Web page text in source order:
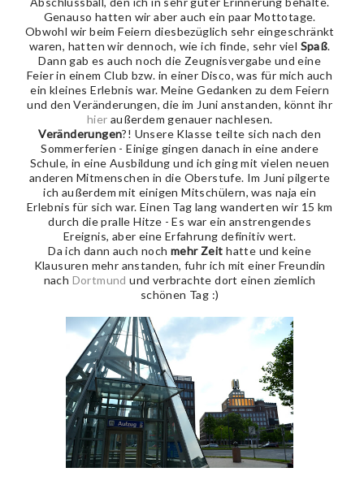
Genauso hatten wir aber auch ein paar Mottotage.
Obwohl wir beim Feiern diesbezüglich sehr eingeschränkt
waren, hatten wir dennoch, wie ich finde, sehr viel Spaß.
Dann gab es auch noch die Zeugnisvergabe und eine
Feier in einem Club bzw. in einer Disco, was für mich auch
ein kleines Erlebnis war. Meine Gedanken zu dem Feiern
und den Veränderungen, die im Juni anstanden, könnt ihr
hier außerdem genauer nachlesen.
Veränderungen?! Unsere Klasse teilte sich nach den
Sommerferien - Einige gingen danach in eine andere
Schule, in eine Ausbildung und ich ging mit vielen neuen
anderen Mitmenschen in die Oberstufe. Im Juni pilgerte
ich außerdem mit einigen Mitschülern, was naja ein
Erlebnis für sich war. Einen Tag lang wanderten wir 15 km
durch die pralle Hitze - Es war ein anstrengendes
Ereignis, aber eine Erfahrung definitiv wert.
Da ich dann auch nochmehr Zeit hatte und keine
Klausuren mehr anstanden, fuhr ich mit einer Freundin
nach Dortmund und verbrachte dort einen ziemlich
schönen Tag :)